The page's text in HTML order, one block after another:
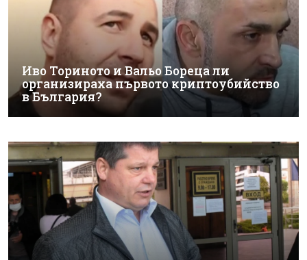
Иво Ториното и Вальо Бореца ли
организираха първото криптоубийство
в България?